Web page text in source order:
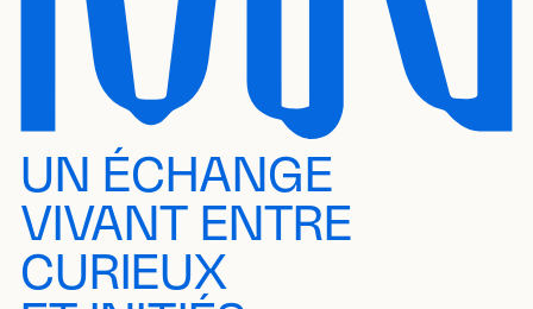
UN ÉCHANGE
VIVANT ENTRE
CURIEUX